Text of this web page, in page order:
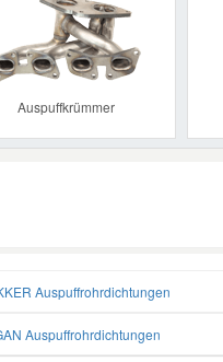
Auspuffkrümmer
Auspuffrohrdichtungen
Auspuffrohrdichtungen